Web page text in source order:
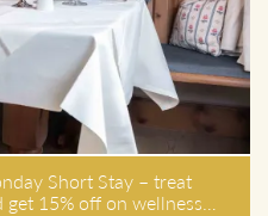
Short Stay – treat
15% off on wellness…